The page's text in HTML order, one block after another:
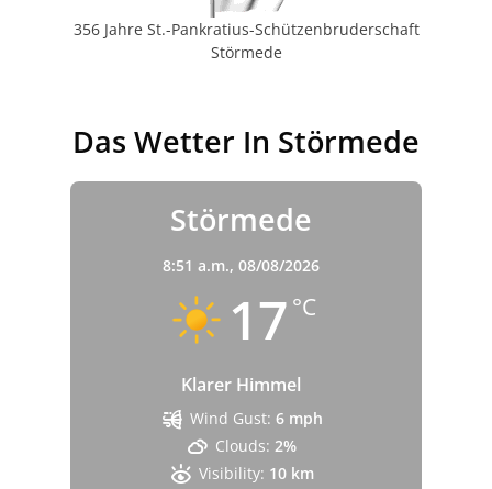
356 Jahre St.-Pankratius-Schützenbruderschaft
Störmede
Das Wetter In Störmede
Störmede
8:51 a.m., 08/08/2026
17 °C
Klarer Himmel
Wind Gust: 6 mph
Clouds: 2%
Visibility: 10 km